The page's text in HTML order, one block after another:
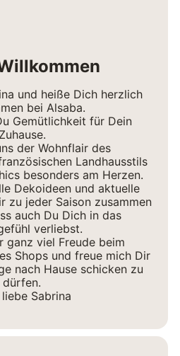
und heiße Dich herzlich
bei Alsaba.
Gemütlichkeit für Dein
Zuhause.
der Wohnflair des
Landhausstils
besonders am Herzen.
Dekoideen und aktuelle
zu jeder Saison zusammen
auch Du Dich in das
verliebst.
ganz viel Freude beim
Shops und freue mich Dir
nach Hause schicken zu
dürfen.
Sabrina